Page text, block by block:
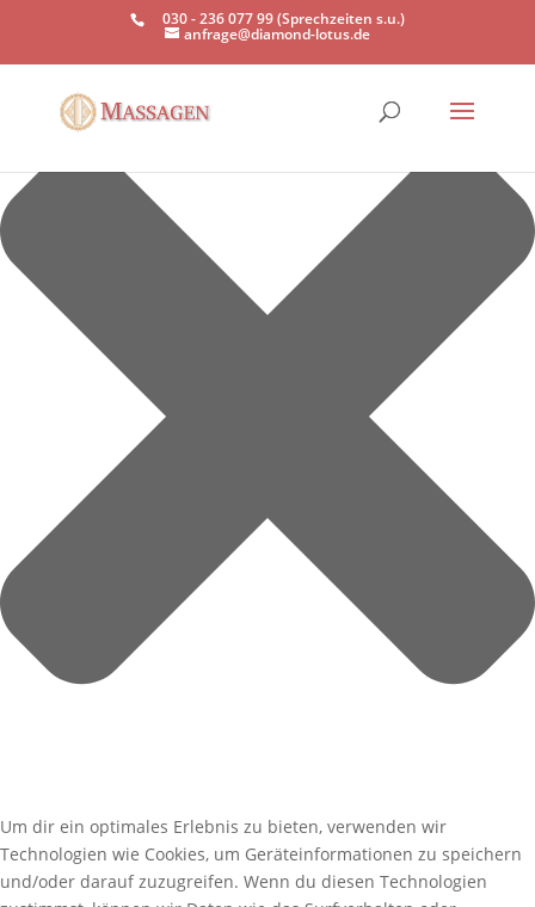
Einwilligung verwalten
Um dir ein optimales Erlebnis zu bieten, verwenden wir
Technologien wie Cookies, um Geräteinformationen zu speichern
und/oder darauf zuzugreifen. Wenn du diesen Technologien
030 - 236 077 99 (Sprechzeiten s.u.)
anfrage@diamond-lotus.de